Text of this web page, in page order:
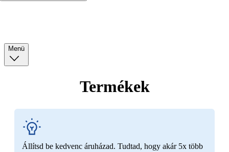
Menü
Termékek
Állítsd be kedvenc áruházad. Tudtad, hogy akár 5x több